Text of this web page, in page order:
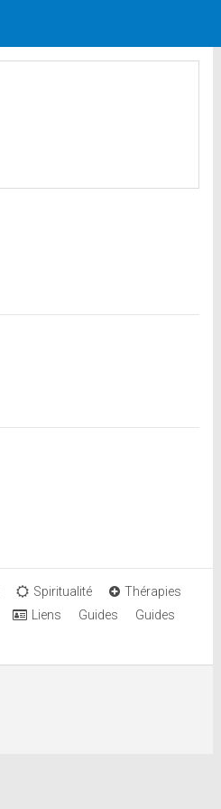
Spiritualité
Thérapies
Liens Guides
Guides